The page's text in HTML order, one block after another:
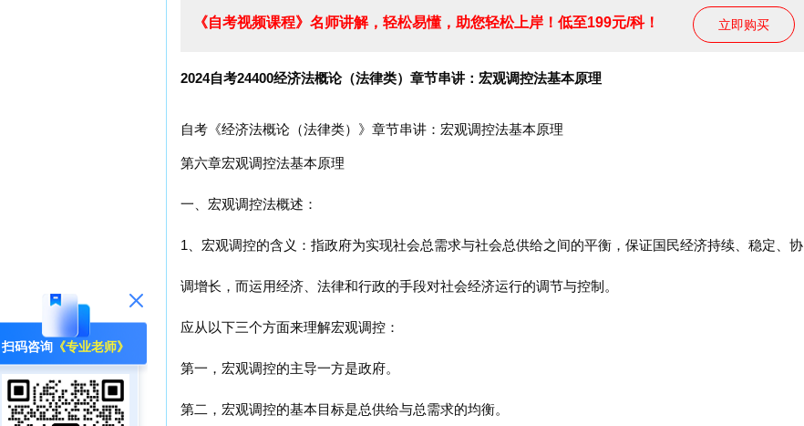
扫码咨询 《专业老师》
立即购买
《自考视频课程》名师讲解，轻松易懂，助您轻松上岸！低至199元/科！
2024自考24400经济法概论（法律类）章节串讲：宏观调控法基本原理
自考《经济法概论（法律类）》章节串讲：宏观调控法基本原理
第六章宏观调控法基本原理
一、宏观调控法概述：
1、宏观调控的含义：指政府为实现社会总需求与社会总供给之间的平衡，保证国民经济持续、稳定、协
调增长，而运用经济、法律和行政的手段对社会经济运行的调节与控制。
应从以下三个方面来理解宏观调控：
第一，宏观调控的主导一方是政府。
第二，宏观调控的基本目标是总供给与总需求的均衡。